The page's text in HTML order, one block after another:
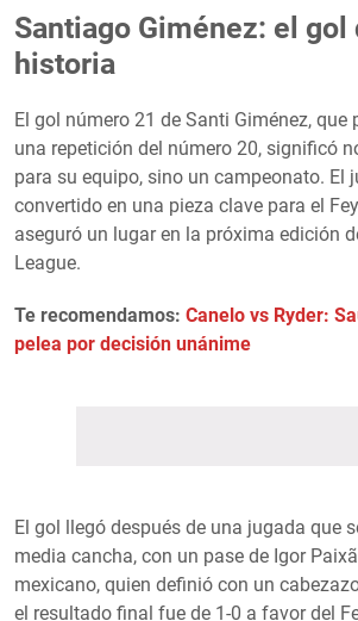
Santiago Giménez: el gol
historia
El gol número 21 de Santi Giménez,
una repetición del número 20, significó
para su equipo, sino un campeonato. El
convertido en una pieza clave para el
aseguró un lugar en la próxima edición
League.
Te recomendamos: Canelo vs Ryder:
pelea por decisión unánime
El gol llegó después de una jugada que
media cancha, con un pase de Igor
mexicano, quien definió con un
el resultado final fue de 1-0 a favor del